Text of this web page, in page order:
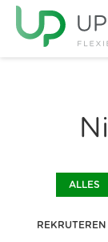
ALLES
REKRUTEREN